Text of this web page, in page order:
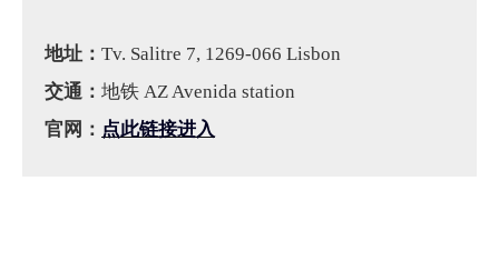
地址： Tv. Salitre 7, 1269-066 Lisbon
交通： 地铁 AZ Avenida station
官网： 点此链接进入